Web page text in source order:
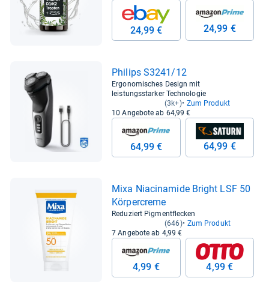
24,99 € 24,99 €
Phi­lips S3241/12
Ergonomisches Design mit
leistungsstarker Technologie
(3k+) Zum Produkt
10 Angebote ab 64,99 €
64,99 € 64,99 €
Mixa Nia­cina­mide Bright LSF 50
Kör­per­creme
Reduziert Pigmentflecken
(646) Zum Produkt
7 Angebote ab 4,99 €
4,99 € 4,99 €